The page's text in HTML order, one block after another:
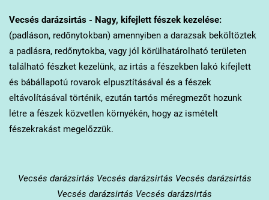
Vecsésdarázsirtás - Nagy, kifejlett fészek kezelése:
(padláson, redőnytokban) amennyiben a darazsak beköltöztek
a padlásra, redőnytokba, vagy jól körülhatárolható területen
található fészket kezelünk, az irtás a fészekben lakó kifejlett
és bábállapotú rovarok elpusztításával és a fészek
eltávolításával történik, ezután tartós méregmezőt hozunk
létre a fészek közvetlen környékén, hogy az ismételt
fészekrakást megelőzzük.
Vecsés darázsirtás Vecsés darázsirtás Vecsés darázsirtás
Vecsés darázsirtás Vecsés darázsirtás